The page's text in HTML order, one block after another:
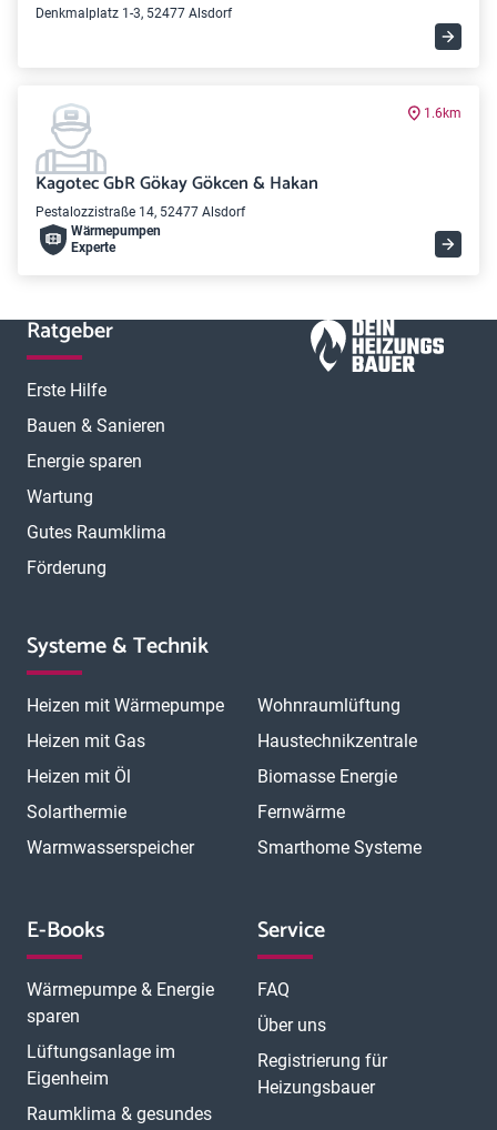
Denkmalplatz 1-3, 52477 Alsdorf
1.6km
Kagotec GbR Gökay Gökcen & Hakan
Pestalozzistraße 14, 52477 Alsdorf
Wärme­pumpen
Experte
Ratgeber
Erste Hilfe
Bauen & Sanieren
Energie sparen
Wartung
Gutes Raumklima
Förderung
Systeme & Technik
Heizen mit Wärmepumpe
Heizen mit Gas
Heizen mit Öl
Solarthermie
Warmwasserspeicher
Wohnraumlüftung
Haustechnikzentrale
Biomasse Energie
Fernwärme
Smarthome Systeme
E-Books
Wärmepumpe & Energie
sparen
Lüftungsanlage im
Eigenheim
Raumklima & gesundes
Service
FAQ
Über uns
Registrierung für
Heizungsbauer